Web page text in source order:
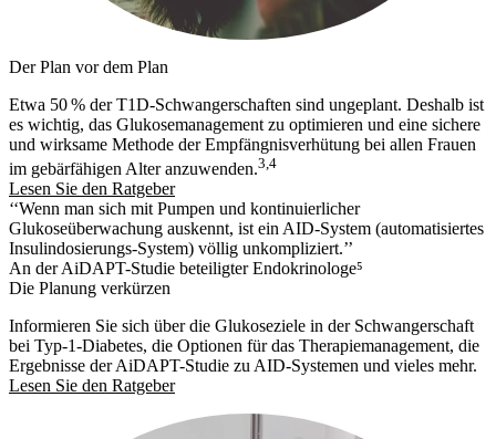
Der Plan vor dem Plan
Etwa 50 % der T1D-Schwangerschaften sind ungeplant. Deshalb ist
es wichtig, das Glukosemanagement zu optimieren und eine sichere
und wirksame Methode der Empfängnisverhütung bei allen Frauen
im gebärfähigen Alter anzuwenden.3,4
Lesen Sie den Ratgeber
‘‘Wenn man sich mit Pumpen und kontinuierlicher
Glukoseüberwachung auskennt, ist ein AID-System (automatisiertes
Insulindosierungs-System) völlig unkompliziert.’’
An der AiDAPT-Studie beteiligter Endokrinologe⁵
Die Planung verkürzen
Informieren Sie sich über die Glukoseziele in der Schwangerschaft
bei Typ-1-Diabetes, die Optionen für das Therapiemanagement, die
Ergebnisse der AiDAPT-Studie zu AID-Systemen und vieles mehr.
Lesen Sie den Ratgeber